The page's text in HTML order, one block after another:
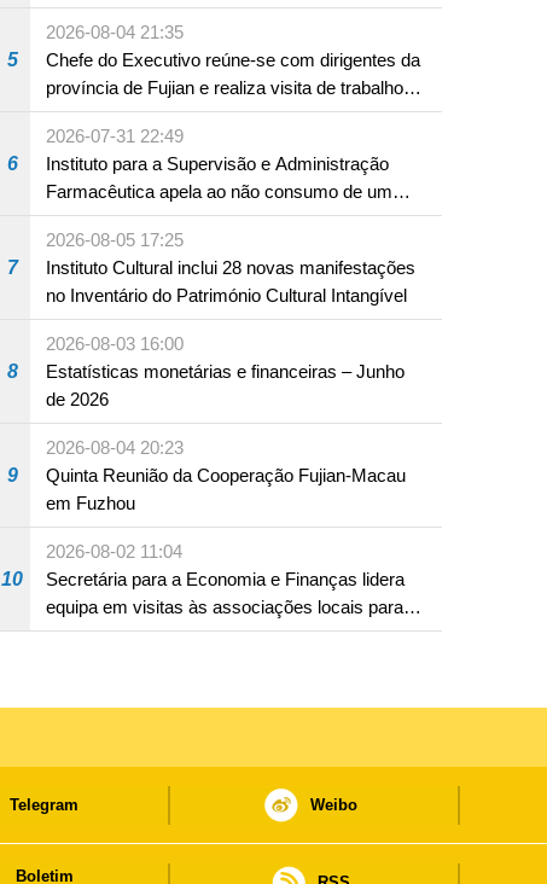
Aprofundada entre Guangdong e Macau em
Hengqin
5
2026-08-04 21:35
Chefe do Executivo reúne-se com dirigentes da
província de Fujian e realiza visita de trabalho
em Fuzhou
6
2026-07-31 22:49
Instituto para a Supervisão e Administração
Farmacêutica apela ao não consumo de um
produto com substâncias medicamentosas
ocidentais
7
2026-08-05 17:25
Instituto Cultural inclui 28 novas manifestações
no Inventário do Património Cultural Intangível
8
2026-08-03 16:00
Estatísticas monetárias e financeiras – Junho
de 2026
9
2026-08-04 20:23
Quinta Reunião da Cooperação Fujian-Macau
em Fuzhou
10
2026-08-02 11:04
Secretária para a Economia e Finanças lidera
equipa em visitas às associações locais para
consolidar consensos e promover os trabalhos
Telegram Weibo
Boletim